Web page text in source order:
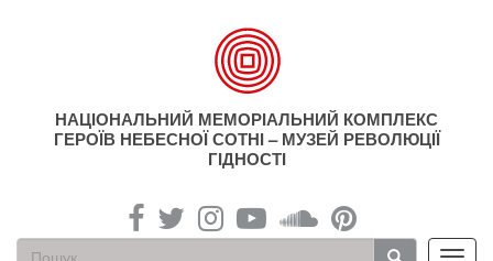
НАЦІОНАЛЬНИЙ МЕМОРІАЛЬНИЙ КОМПЛЕКС
ГЕРОЇВ НЕБЕСНОЇ СОТНІ – МУЗЕЙ РЕВОЛЮЦІЇ
ГІДНОСТІ